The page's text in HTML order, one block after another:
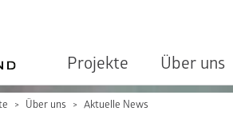
Projekte Über uns
Über uns Aktuelle News